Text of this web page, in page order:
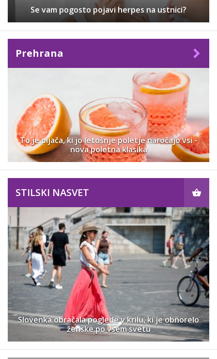
Se vam pogosto pojavi herpes na ustnici?
Prehrana
To je pijača, ki jo letošnje poletje naročajo vsi -
nova poletna klasika
STILSKI NASVET
Slovenka obračala poglede v krilu, ki je obnorelo
ženske po vsem svetu